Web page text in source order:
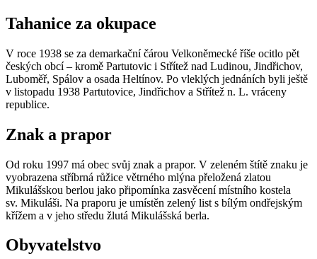
Tahanice za okupace
V roce 1938 se za demarkační čárou Velkoněmecké říše ocitlo pět
českých obcí – kromě Partutovic i Střítež nad Ludinou, Jindřichov,
Luboměř, Spálov a osada Heltínov. Po vleklých jednáních byli ještě
v listopadu 1938 Partutovice, Jindřichov a Střítež n. L. vráceny
republice.
Znak a prapor
Od roku 1997 má obec svůj znak a prapor. V zeleném štítě znaku je
vyobrazena stříbrná růžice větrného mlýna přeložená zlatou
Mikulášskou berlou jako připomínka zasvěcení místního kostela
sv. Mikuláši. Na praporu je umístěn zelený list s bílým ondřejským
křížem a v jeho středu žlutá Mikulášská berla.
Obyvatelstvo